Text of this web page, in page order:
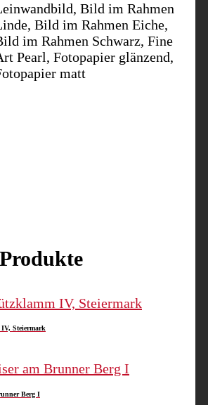
Bild im Rahmen
Bild im Rahmen Eiche,
im Rahmen Schwarz, Fine
Pearl, Fotopapier glänzend,
matt
Steiermark
Berg I